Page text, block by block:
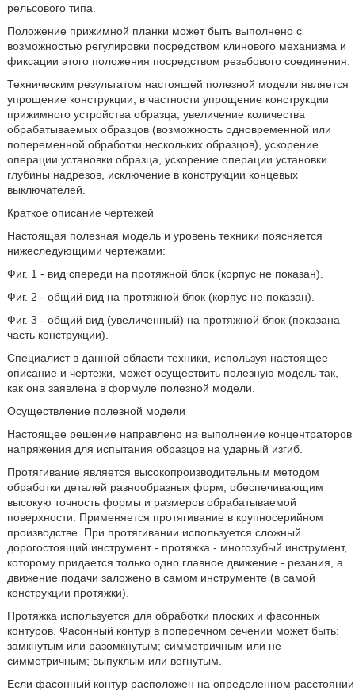
рельсового типа.
Положение прижимной планки может быть выполнено с
возможностью регулировки посредством клинового механизма и
фиксации этого положения посредством резьбового соединения.
Техническим результатом настоящей полезной модели является
упрощение конструкции, в частности упрощение конструкции
прижимного устройства образца, увеличение количества
обрабатываемых образцов (возможность одновременной или
попеременной обработки нескольких образцов), ускорение
операции установки образца, ускорение операции установки
глубины надрезов, исключение в конструкции концевых
выключателей.
Краткое описание чертежей
Настоящая полезная модель и уровень техники поясняется
нижеследующими чертежами:
Фиг. 1 - вид спереди на протяжной блок (корпус не показан).
Фиг. 2 - общий вид на протяжной блок (корпус не показан).
Фиг. 3 - общий вид (увеличенный) на протяжной блок (показана
часть конструкции).
Специалист в данной области техники, используя настоящее
описание и чертежи, может осуществить полезную модель так,
как она заявлена в формуле полезной модели.
Осуществление полезной модели
Настоящее решение направлено на выполнение концентраторов
напряжения для испытания образцов на ударный изгиб.
Протягивание является высокопроизводительным методом
обработки деталей разнообразных форм, обеспечивающим
высокую точность формы и размеров обрабатываемой
поверхности. Применяется протягивание в крупносерийном
производстве. При протягивании используется сложный
дорогостоящий инструмент - протяжка - многозубый инструмент,
которому придается только одно главное движение - резания, а
движение подачи заложено в самом инструменте (в самой
конструкции протяжки).
Протяжка используется для обработки плоских и фасонных
контуров. Фасонный контур в поперечном сечении может быть:
замкнутым или разомкнутым; симметричным или не
симметричным; выпуклым или вогнутым.
Если фасонный контур расположен на определенном расстоянии